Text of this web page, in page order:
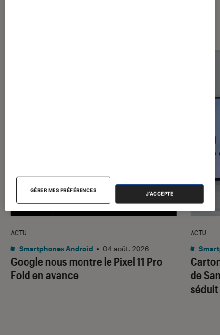
Google nous montre le Pixel 11 Pro
Fold en avance
ACTU
Smartphones Android • 04 août. 2026
de
ACTU
GÉRER MES PRÉFÉRENCES
J'ACCEPTE